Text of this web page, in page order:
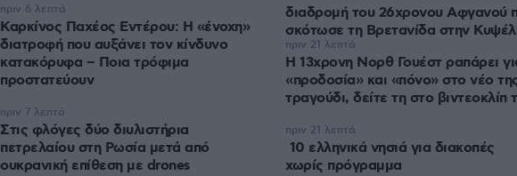
Καρκίνος Παχέος Εντέρου: Η «ένοχη»
διατροφή που αυξάνει τον κίνδυνο
κατακόρυφα – Ποια τρόφιμα
προστατεύουν
πριν 6 λεπτά
Στις φλόγες δύο διυλιστήρια
πετρελαίου στη Ρωσία μετά από
ουκρανική επίθεση με drones
πριν 7 λεπτά
διαδρομή του 26χρονου Αφγανού
σκότωσε τη Βρετανίδα στην
Η 13χρονη Νορθ Γουέστ ραπάρει
«προδοσία» και «πόνο» στο νέο
τραγούδι, δείτε τη στο βιντεοκλίπ
πριν 21 λεπτά
10 ελληνικά νησιά για διακοπές
χωρίς πρόγραμμα
πριν 21 λεπτά